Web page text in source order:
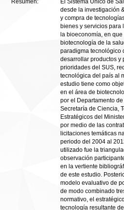
Resumen:
El Sistema Único de
desde la investigación
y compra de
bienes y servicios para
la bioeconomía, en
biotecnología de la
paradigma tecnológico
desarrollar productos y
prioridades del SUS,
tecnológica del país al
estudio tiene como
en el área de
por el Departamento
Secretaría de Ciencia,
Estratégicos del
por medio de las
licitaciones temáticas
periodo del 2004 al
utilizado fue la
observación
en la vertiente
de este estudio.
modelo evaluativo de
de modo combinado
normativo, el
tecnología resultante